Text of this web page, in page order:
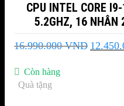
CPU INTEL CORE
5.2GHZ, 16 NHÂN
16.990.000VND Giá
Còn hàng
Quà tặng